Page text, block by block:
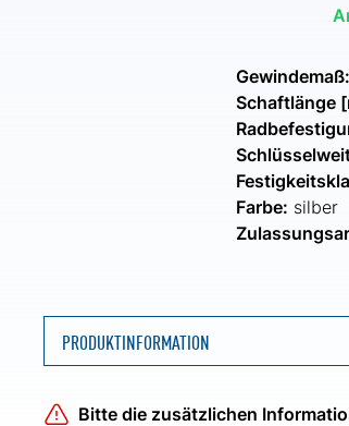
Gewindemaß:
Schaftlänge
Farbe: silber
PRODUKTINFORMATION
Bitte die zusätzlichen